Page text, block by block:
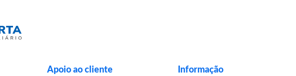
Apoio ao cliente Informação